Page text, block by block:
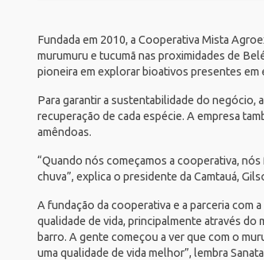
Fundada em 2010, a Cooperativa Mista
murumuru e tucumã nas proximidades de
pioneira em explorar bioativos presentes em
Para garantir a sustentabilidade do negócio,
recuperação de cada espécie. A empresa
amêndoas.
“Quando nós começamos a cooperativa,
chuva”, explica o presidente da Camtauá,
A fundação da cooperativa e a parceria com
qualidade de vida, principalmente através do
barro. A gente começou a ver que com o
uma qualidade de vida melhor”, lembra